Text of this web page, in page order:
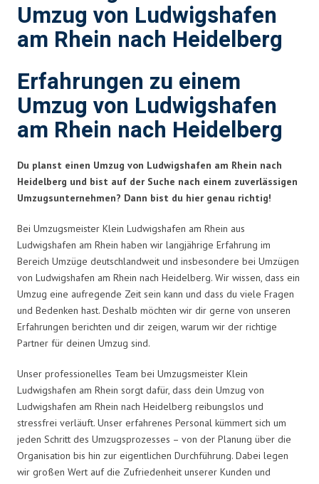
Umzug von Ludwigshafen
am Rhein nach Heidelberg
Erfahrungen zu einem
Umzug von Ludwigshafen
am Rhein nach Heidelberg
Du planst einen Umzug von Ludwigshafen am Rhein nach
Heidelberg und bist auf der Suche nach einem zuverlässigen
Umzugsunternehmen? Dann bist du hier genau richtig!
Bei Umzugsmeister Klein Ludwigshafen am Rhein aus
Ludwigshafen am Rhein haben wir langjährige Erfahrung im
Bereich Umzüge deutschlandweit und insbesondere bei Umzügen
von Ludwigshafen am Rhein nach Heidelberg. Wir wissen, dass ein
Umzug eine aufregende Zeit sein kann und dass du viele Fragen
und Bedenken hast. Deshalb möchten wir dir gerne von unseren
Erfahrungen berichten und dir zeigen, warum wir der richtige
Partner für deinen Umzug sind.
Unser professionelles Team bei Umzugsmeister Klein
Ludwigshafen am Rhein sorgt dafür, dass dein Umzug von
Ludwigshafen am Rhein nach Heidelberg reibungslos und
stressfrei verläuft. Unser erfahrenes Personal kümmert sich um
jeden Schritt des Umzugsprozesses – von der Planung über die
Organisation bis hin zur eigentlichen Durchführung. Dabei legen
wir großen Wert auf die Zufriedenheit unserer Kunden und